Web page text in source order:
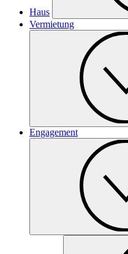
Haus
Vermietung
Engagement